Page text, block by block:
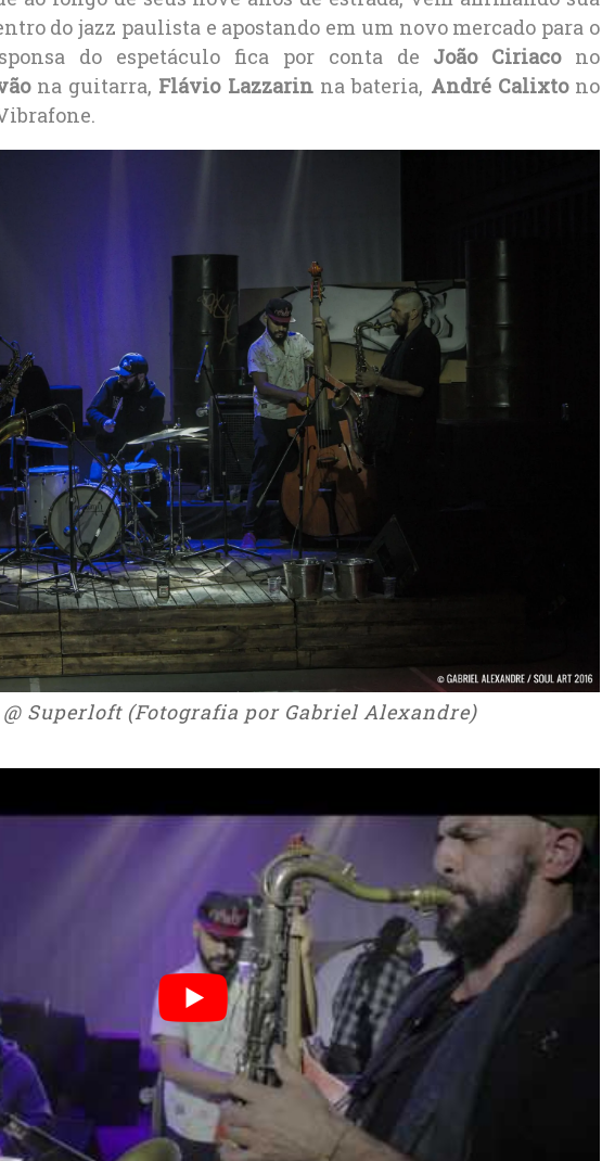
do jazz paulista e apostando em um novo mercado para o
do espetáculo fica por conta de João Ciriacono
na guitarra, Flávio Lazzarinna bateria, André Calixtono
Superloft (Fotografia por Gabriel Alexandre)